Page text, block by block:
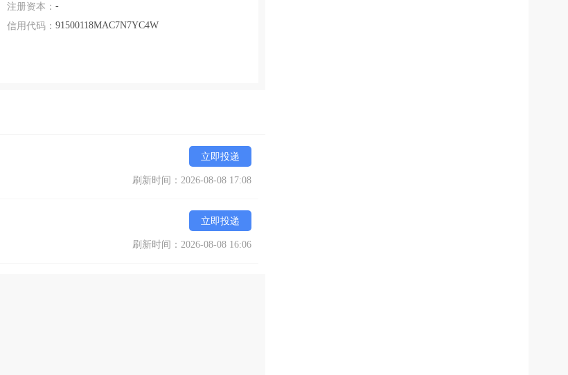
户至上，用心服务于客户，坚持用自己的服务去打动
注册资本： -
信用代码： 91500118MAC7N7YC4W
立即投递
刷新时间：2026-08-08 17:08
立即投递
刷新时间：2026-08-08 16:06